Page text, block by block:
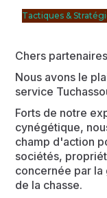
Tactiques &
Chers
Nous avons le
service
Forts de notre
cynégétique,
champ d'action
sociétés,
concernée par
de la chasse.